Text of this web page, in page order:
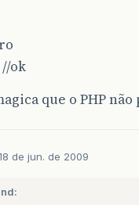
ok
que o PHP não
de jun. de 2009